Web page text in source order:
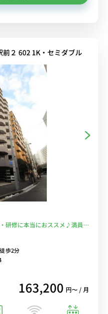
２ 602 1K・セミダブル
研修に本当におススメ♪満員電
歩2分
163,200 円〜 / 月